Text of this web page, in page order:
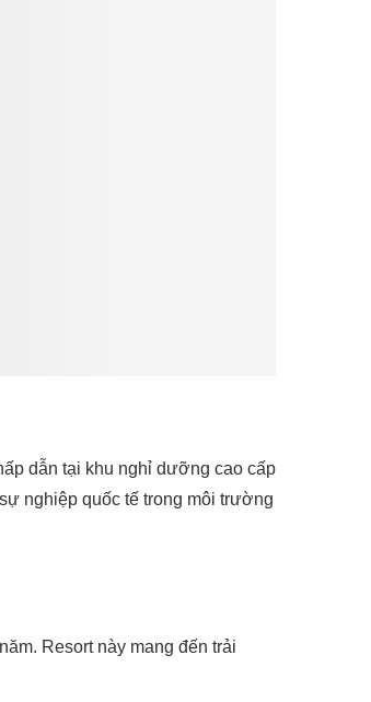
dẫn tại khu nghỉ dưỡng cao cấp
nghiệp quốc tế trong môi trường
Resort này mang đến trải